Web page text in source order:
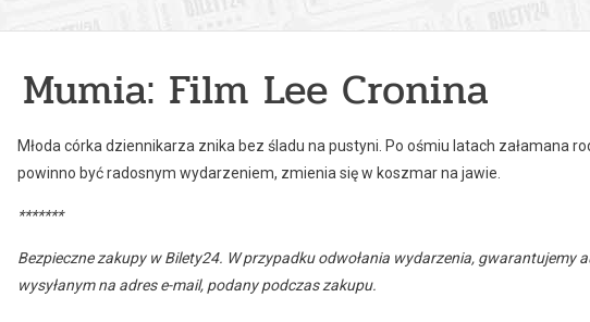
Mumia: Film Lee Cronina
Młoda córka dziennikarza znika bez śladu na pustyni. Po ośmiu latach załamana
powinno być radosnym wydarzeniem, zmienia się w koszmar na jawie.
*******
Bezpieczne zakupy w Bilety24. W przypadku odwołania wydarzenia,
wysyłanym na adres e-mail, podany podczas zakupu.